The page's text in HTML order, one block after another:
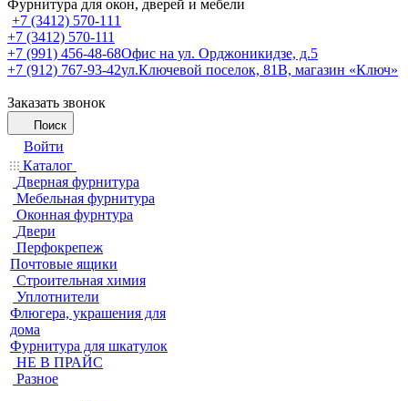
Фурнитура для окон, дверей и мебели
+7 (3412) 570-111
+7 (3412) 570-111
+7 (991) 456-48-68Офис на ул. Орджоникидзе, д.5
+7 (912) 767-93-42ул.Ключевой поселок, 81В, магазин «Ключ»
Заказать звонок
Поиск
Войти
Каталог
Дверная фурнитура
Мебельная фурнитура
Оконная фурнтура
Двери
Перфокрепеж
Почтовые ящики
Строительная химия
Уплотнители
Флюгера, украшения для
дома
Фурнитура для шкатулок
НЕ В ПРАЙС
Разное